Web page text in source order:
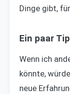
Dinge gibt,
Ein paar
Wenn ich
könnte,
neue